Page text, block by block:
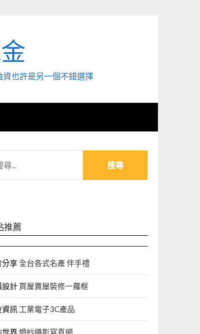
也許是另一個不錯選擇
推薦
分享全台各式名產 伴手禮
設計 買屋賣屋裝修一羅框
訊 工業電子3C產品
世界婚紗攝影寫真網